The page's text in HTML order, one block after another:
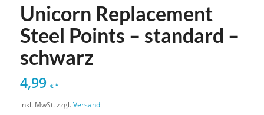
Unicorn Replacement
Steel Points – standard –
schwarz
4,99 €*
inkl. MwSt. zzgl. Versand